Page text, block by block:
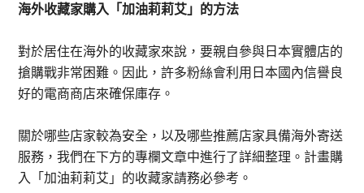
海外收藏家購入「加油莉莉艾」的方法
對於居住在海外的收藏家來說，要親自參與日本實體店的
搶購戰非常困難。因此，許多粉絲會利用日本國內信譽良
好的電商商店來確保庫存。
關於哪些店家較為安全，以及哪些推薦店家具備海外寄送
服務，我們在下方的專欄文章中進行了詳細整理。計畫購
入「加油莉莉艾」的收藏家請務必參考。